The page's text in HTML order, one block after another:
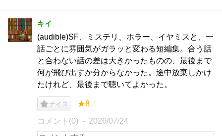
キイ
(audible)SF、ミステリ、ホラー、イヤミスと、一
話ごとに雰囲気がガラッと変わる短編集。合う話
と合わない話の差は大きかったものの、最後まで
何が飛び出すか分からなかった。途中放棄しかけ
たけれど、最後まで聴いてよかった。
ナイス ★8
コメント(0) 2026/07/24